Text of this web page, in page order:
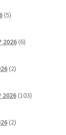
5izdelkov
2026 6izdelkov
2izdelka
103izdelki
2izdelka